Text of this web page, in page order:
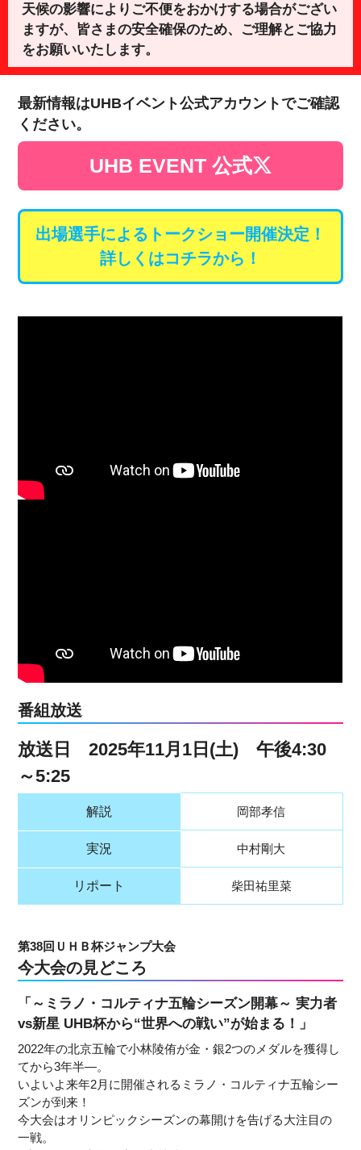
天候の影響によりご不便をおかけする場合がござい
ますが、皆さまの安全確保のため、ご理解とご協力
をお願いいたします。
最新情報はUHBイベント公式アカウントでご確認
ください。
UHB EVENT 公式
出場選手によるトークショー開催決定！
詳しくはコチラから！
番組放送
放送日 2025年11月1日(土) 午後4:30
～5:25
解説 岡部孝信
実況 中村剛大
リポート 柴田祐里菜
第38回ＵＨＢ杯ジャンプ大会
今大会の見どころ
「～ミラノ・コルティナ五輪シーズン開幕～ 実力者
vs新星 UHB杯から“世界への戦い”が始まる！」
2022年の北京五輪で小林陵侑が金・銀2つのメダルを獲得し
てから3年半―。
いよいよ来年2月に開催されるミラノ・コルティナ五輪シー
ズンが到来！
今大会はオリンピックシーズンの幕開けを告げる大注目の
一戦。